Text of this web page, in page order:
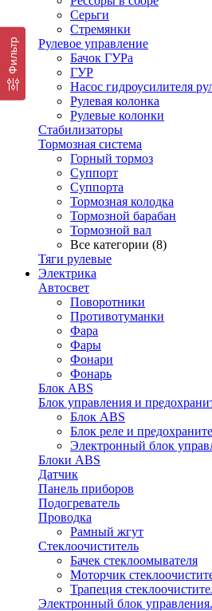
Серьги
Стремянки
Рулевое управление
Бачок ГУРа
ГУР
Насос гидроусилителя
Рулевая колонка
Рулевые колонки
Стабилизаторы
Тормозная система
Горный тормоз
Суппорт
Суппорта
Тормозная колодка
Тормозной барабан
Тормозной вал
Все категории (8)
Тяги рулевые
Электрика
Автосвет
Поворотники
Противотуманки
Фара
Фары
Фонари
Фонарь
Блок ABS
Блок управления и
Блок ABS
Блок реле и
Электронный блок
Блоки ABS
Датчик
Панель приборов
Подогреватель
Проводка
Рамный жгут
Стеклоочиститель
Бачек стеклоомывателя
Моторчик
Трапеция
Электронный блок
Фильтр